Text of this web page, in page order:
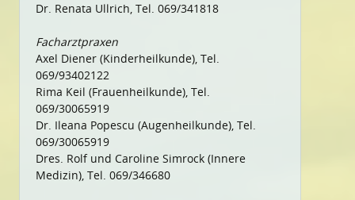
Dr. Renata Ullrich, Tel. 069/341818
Facharztpraxen
Axel Diener (Kinderheilkunde), Tel.
069/93402122
Rima Keil (Frauenheilkunde), Tel.
069/30065919
Dr. Ileana Popescu (Augenheilkunde), Tel.
069/30065919
Dres. Rolf und Caroline Simrock (Innere
Medizin), Tel. 069/346680